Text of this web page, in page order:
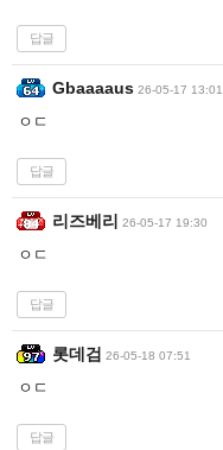
답글
Gbaaaaus 26-05-17 13:01
ㅇㄷ
답글
리즈베리 26-05-17 19:30
ㅇㄷ
답글
롯데검 26-05-18 07:51
ㅇㄷ
답글